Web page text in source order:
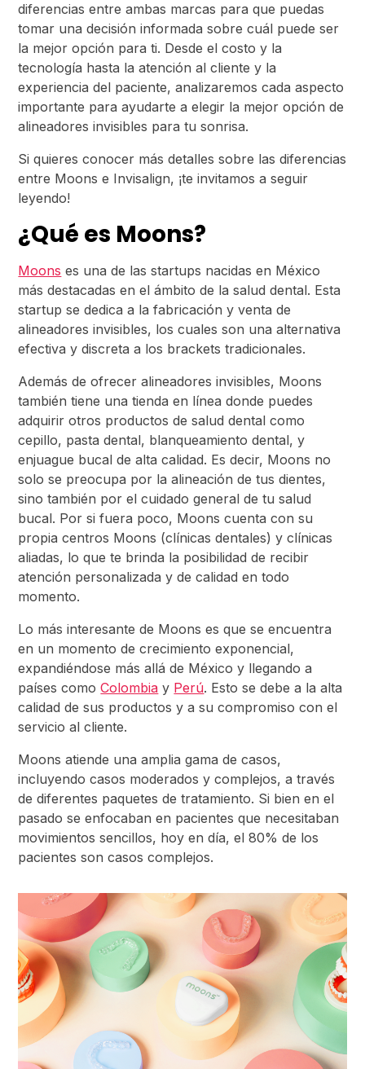
diferencias entre ambas marcas para que puedas
tomar una decisión informada sobre cuál puede ser
la mejor opción para ti. Desde el costo y la
tecnología hasta la atención al cliente y la
experiencia del paciente, analizaremos cada aspecto
importante para ayudarte a elegir la mejor opción de
alineadores invisibles para tu sonrisa.
Si quieres conocer más detalles sobre las diferencias
entre Moons e Invisalign, ¡te invitamos a seguir
leyendo!
¿Qué es Moons?
Moons es una de las startups nacidas en México
más destacadas en el ámbito de la salud dental. Esta
startup se dedica a la fabricación y venta de
alineadores invisibles, los cuales son una alternativa
efectiva y discreta a los brackets tradicionales.
Además de ofrecer alineadores invisibles, Moons
también tiene una tienda en línea donde puedes
adquirir otros productos de salud dental como
cepillo, pasta dental, blanqueamiento dental, y
enjuague bucal de alta calidad. Es decir, Moons no
solo se preocupa por la alineación de tus dientes,
sino también por el cuidado general de tu salud
bucal. Por si fuera poco, Moons cuenta con su
propia centros Moons (clínicas dentales) y clínicas
aliadas, lo que te brinda la posibilidad de recibir
atención personalizada y de calidad en todo
momento.
Lo más interesante de Moons es que se encuentra
en un momento de crecimiento exponencial,
expandiéndose más allá de México y llegando a
países comoColombia y Perú. Esto se debe a la alta
calidad de sus productos y a su compromiso con el
servicio al cliente.
Moons atiende una amplia gama de casos,
incluyendo casos moderados y complejos, a través
de diferentes paquetes de tratamiento. Si bien en el
pasado se enfocaban en pacientes que necesitaban
movimientos sencillos, hoy en día, el 80% de los
pacientes son casos complejos.